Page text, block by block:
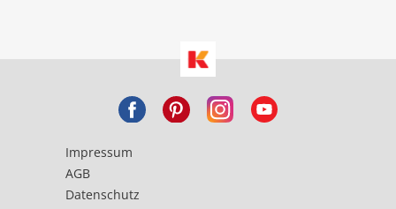
Impressum
AGB
Datenschutz